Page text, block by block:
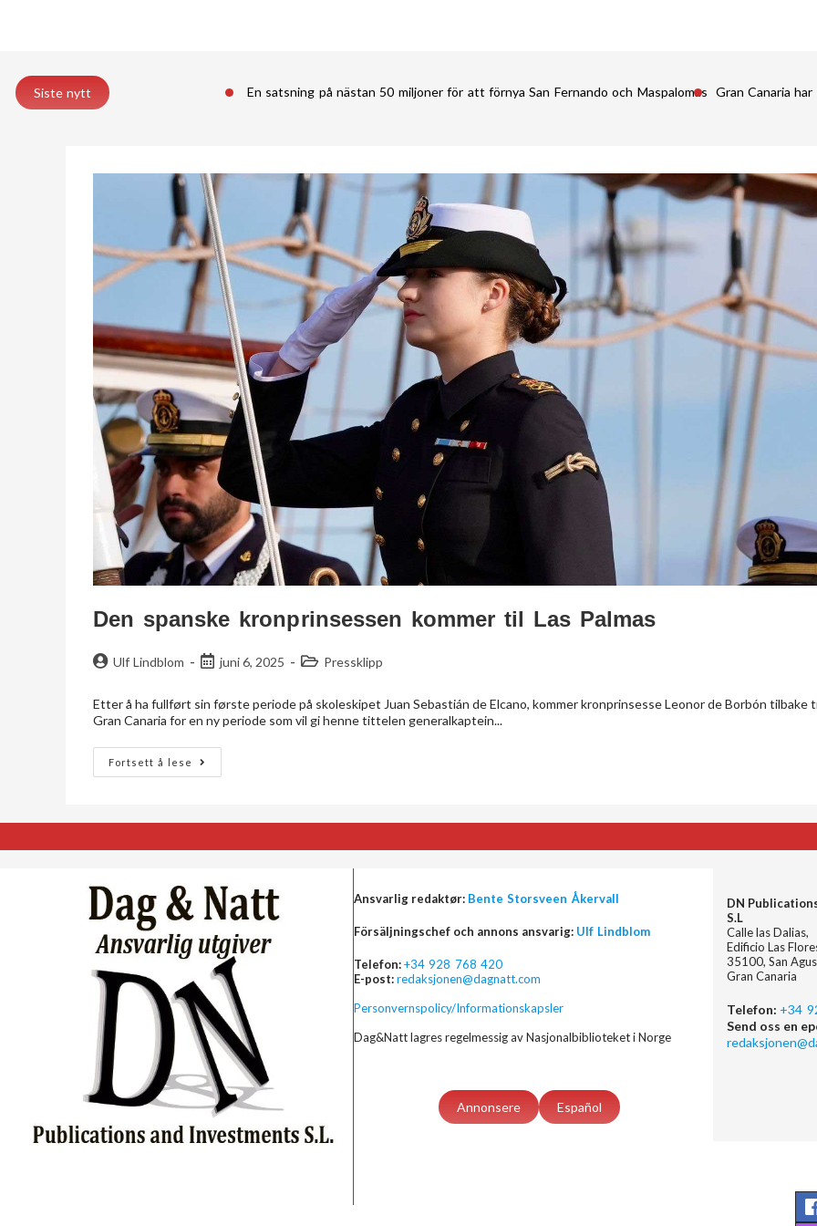
Siste nytt En satsning på nästan 50 miljoner för att förnya San Fernando och Maspalomas Gran Canaria
Den spanske kronprinsessen kommer til Las Palmas
Ulf Lindblom juni 6, 2025 Pressklipp
Etter å ha fullført sin første periode på skoleskipet Juan Sebastián de Elcano, kommer kronprinsesse Leonor de Borbón tilbake
Gran Canaria for en ny periode som vil gi henne tittelen generalkaptein...
Fortsett å lese
Ansvarlig redaktør: Bente Storsveen Åkervall
Försäljningschef och annons ansvarig: Ulf Lindblom
Telefon:+34 928 768 420
E-post:redaksjonen@dagnatt.com
Personvernspolicy/Informationskapsler
Dag&Natt lagres regelmessig av Nasjonalbiblioteket i Norge
Annonsere Español
DN
S.L
Calle las Dalias,
Edificio Las
35100, San
Gran Canaria
Telefon: +34
Send oss en